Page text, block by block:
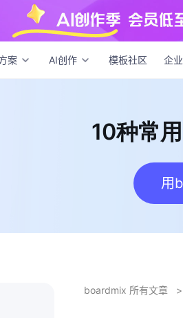
案 AI创作 模板社区 企
10种常用的绩效考
10种常
用
boardmix 所有文章 >